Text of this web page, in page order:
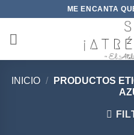
contenido
ME ENCANTA
INICIO /
PRODUCTOS